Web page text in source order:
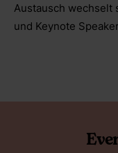
Austausch wechselt
und Keynote